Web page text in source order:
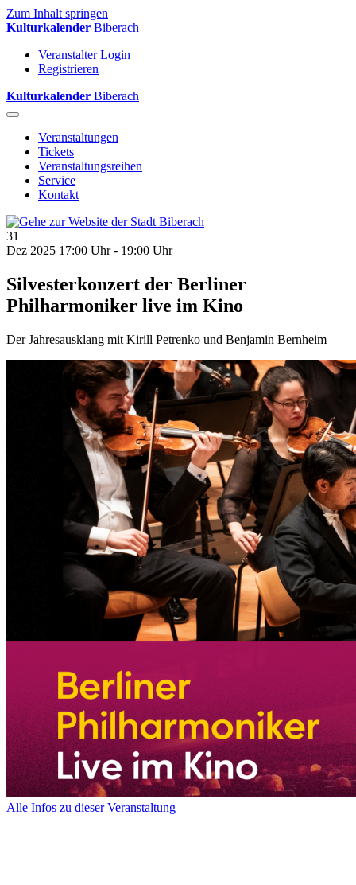
Zum Inhalt springen
Kulturkalender Biberach
Veranstalter Login
Registrieren
Kulturkalender Biberach
Veranstaltungen
Tickets
Veranstaltungsreihen
Service
Kontakt
31
Dez 2025 17:00 Uhr - 19:00 Uhr
Silvesterkonzert der Berliner
Philharmoniker live im Kino
Der Jahresausklang mit Kirill Petrenko und Benjamin Bernheim
Alle Infos zu dieser Veranstaltung